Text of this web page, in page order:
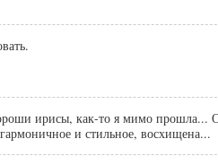
ирисы, как-то я мимо прошла...
и стильное, восхищена...